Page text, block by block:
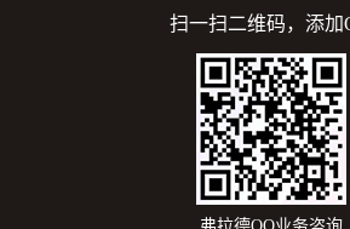
扫一扫二维码，添加